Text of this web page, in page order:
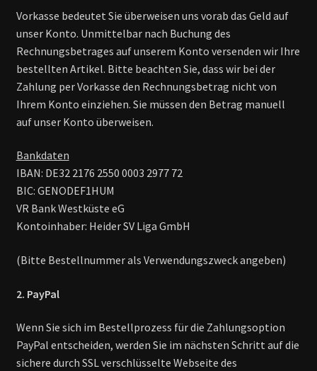
Versandkosten
Widerrufsrecht
Datenschutzerklärung
AGB
Impressum
Mein Konto
Vorkasse bedeutet Sie überweisen uns vorab das Geld auf
unser Konto. Unmittelbar nach Buchung des
Rechnungsbetrages auf unserem Konto versenden wir Ihre
bestellten Artikel. Bitte beachten Sie, dass wir bei der
Zahlung per Vorkasse den Rechnungsbetrag nicht von
Ihrem Konto einziehen. Sie müssen den Betrag manuell
auf unser Konto überweisen.
Bankdaten
IBAN: DE32 2176 2550 0003 2977 72
BIC: GENODEF1HUM
VR Bank Westküste eG
Kontoinhaber: Heider SV Liga GmbH
(Bitte Bestellnummer als Verwendungszweck angeben)
2. PayPal
Wenn Sie sich im Bestellprozess für die Zahlungsoption
PayPal entscheiden, werden Sie im nächsten Schritt auf die
sichere durch SSL verschlüsselte Webseite des